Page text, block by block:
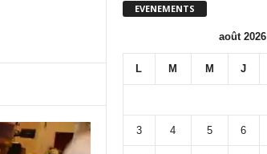
EVENEMENTS
août 2026
L M M J
3 4 5 6